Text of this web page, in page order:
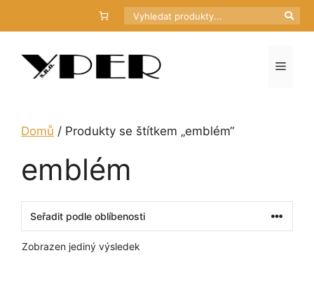
Hledat
Menu
Domů / Produkty se štítkem „emblém“
emblém
Zobrazen jediný výsledek